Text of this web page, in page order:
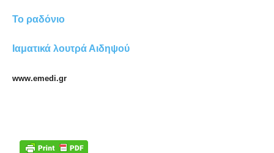
Το ραδόνιο
Ιαματικά λουτρά Αιδηψού
www.emedi.gr